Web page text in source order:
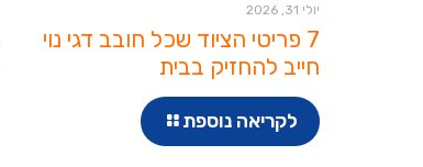
יולי 31, 2026
7 פריטי הציוד שכל חובב דגי נוי
חייב להחזיק בבית
לקריאה נוספת